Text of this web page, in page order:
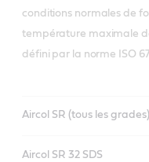
conditions normales de
température maximale
défini par la norme ISO
Aircol SR (tous les
Aircol SR 32 SDS